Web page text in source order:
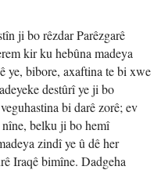
ji bo rêzdar Parêzgarê
kir ku hebûna madeya
ye, bibore, axaftina te bi xwe
destûrî ye ji bo
bi darê zorê; ev
belku ji bo hemî
zindî ye û dê her
Iraqê bimîne. Dadgeha